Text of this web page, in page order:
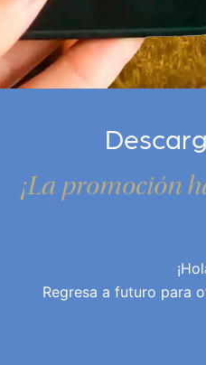
¡La promoción
Regresa a futuro para